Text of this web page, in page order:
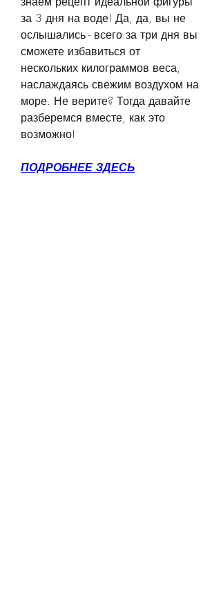
за 3 дня на воде! Да, да, вы не
ослышались - всего за три дня вы
сможете избавиться от
нескольких килограммов веса,
наслаждаясь свежим воздухом на
море. Не верите? Тогда давайте
разберемся вместе, как это
возможно!
ПОДРОБНЕЕ ЗДЕСЬ